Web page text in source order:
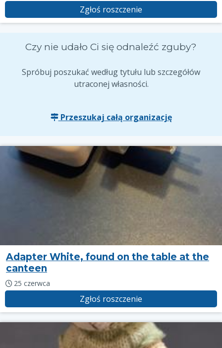
Zgłoś roszczenie
Czy nie udało Ci się odnaleźć zguby?
Spróbuj poszukać według tytułu lub szczegółów
utraconej własności.
Przeszukaj całą organizację
Adapter White, found on the table at the
canteen
25 czerwca
Zgłoś roszczenie